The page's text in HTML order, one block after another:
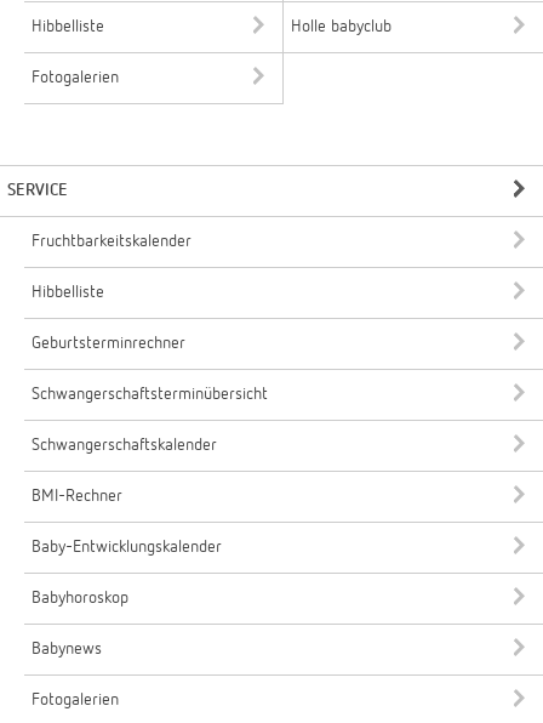
Hibbelliste Holle babyclub
Fotogalerien
SERVICE
Fruchtbarkeitskalender
Hibbelliste
Geburtsterminrechner
Schwangerschaftsterminübersicht
Schwangerschaftskalender
BMI-Rechner
Baby-Entwicklungskalender
Babyhoroskop
Babynews
Fotogalerien